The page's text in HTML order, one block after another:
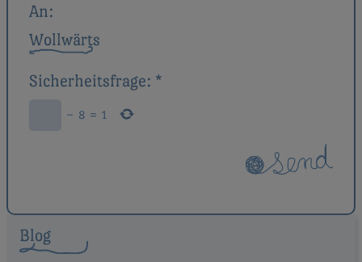
An:
Wollwärts
Sicherheitsfrage: *
− 8 = 1
Blog